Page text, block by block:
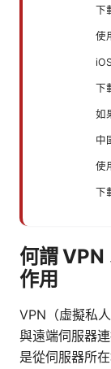
下
使
下
如
中
使
下
何謂 VPN
作用
VPN（虛擬私
與遠端伺服器
是從伺服器所